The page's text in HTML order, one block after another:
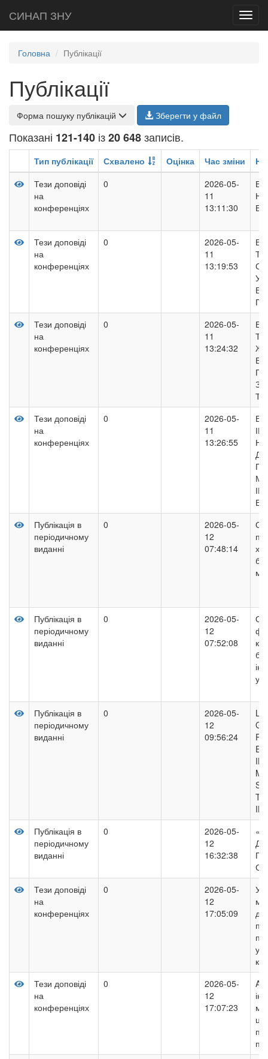
СИНАП ЗНУ
Головна Публікації
Публікації
Форма пошуку публікацій Зберегти у файл
Показані 121-140 із20 648записів.
Тип публікації Схвалено Оцінка Час зміни
Тези доповіді
на
конференціях
0
2026-05-
11
13:11:30
Тези доповіді
на
конференціях
0
2026-05-
11
13:19:53
Тези доповіді
на
конференціях
0
2026-05-
11
13:24:32
Тези доповіді
на
конференціях
0
2026-05-
11
13:26:55
Публікація в
періодичному
виданні
0
2026-05-
12
07:48:14
Публікація в
періодичному
виданні
0
2026-05-
12
07:52:08
Публікація в
періодичному
виданні
0
2026-05-
12
09:56:24
Публікація в
періодичному
виданні
0
2026-05-
12
16:32:38
Д.
Тези доповіді
на
конференціях
0
2026-05-
12
17:05:09
Тези доповіді
на
конференціях
0
2026-05-
12
17:07:23
AI-